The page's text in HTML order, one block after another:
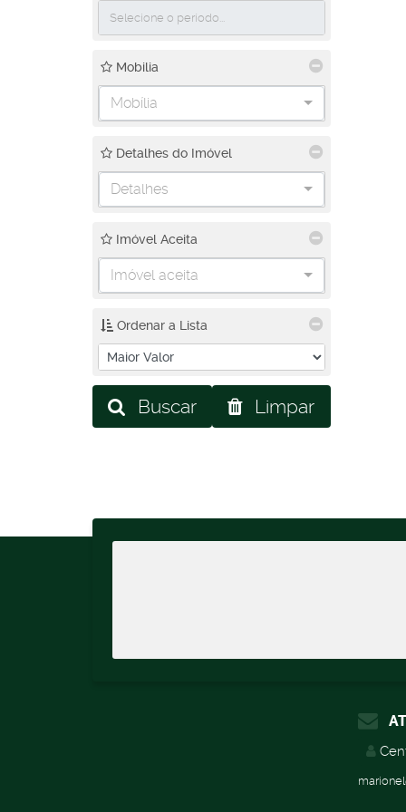
Mobilia
Mobília
Detalhes do Imóvel
Detalhes
Imóvel Aceita
Imóvel aceita
Ordenar a Lista
Buscar Limpar